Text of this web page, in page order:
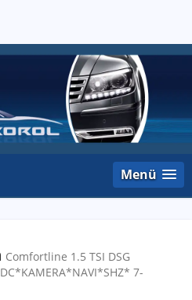
Menü
Comfortline 1.5 TSI DSG
7-